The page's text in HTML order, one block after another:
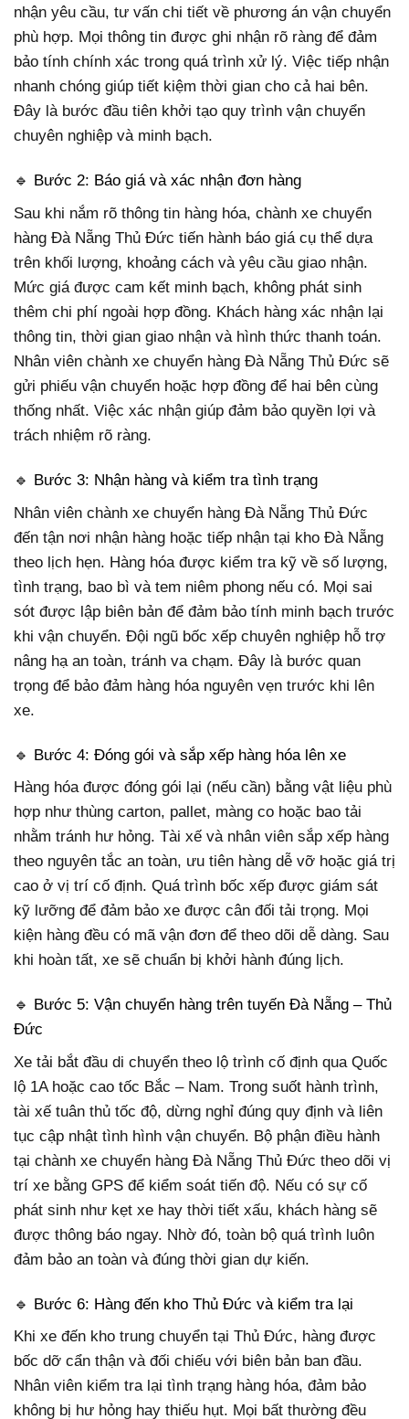
nhận yêu cầu, tư vấn chi tiết về phương án vận chuyển
phù hợp. Mọi thông tin được ghi nhận rõ ràng để đảm
bảo tính chính xác trong quá trình xử lý. Việc tiếp nhận
nhanh chóng giúp tiết kiệm thời gian cho cả hai bên.
Đây là bước đầu tiên khởi tạo quy trình vận chuyển
chuyên nghiệp và minh bạch.
🔹 Bước 2: Báo giá và xác nhận đơn hàng
Sau khi nắm rõ thông tin hàng hóa, chành xe chuyển
hàng Đà Nẵng Thủ Đức tiến hành báo giá cụ thể dựa
trên khối lượng, khoảng cách và yêu cầu giao nhận.
Mức giá được cam kết minh bạch, không phát sinh
thêm chi phí ngoài hợp đồng. Khách hàng xác nhận lại
thông tin, thời gian giao nhận và hình thức thanh toán.
Nhân viên chành xe chuyển hàng Đà Nẵng Thủ Đức sẽ
gửi phiếu vận chuyển hoặc hợp đồng để hai bên cùng
thống nhất. Việc xác nhận giúp đảm bảo quyền lợi và
trách nhiệm rõ ràng.
🔹 Bước 3: Nhận hàng và kiểm tra tình trạng
Nhân viên chành xe chuyển hàng Đà Nẵng Thủ Đức
đến tận nơi nhận hàng hoặc tiếp nhận tại kho Đà Nẵng
theo lịch hẹn. Hàng hóa được kiểm tra kỹ về số lượng,
tình trạng, bao bì và tem niêm phong nếu có. Mọi sai
sót được lập biên bản để đảm bảo tính minh bạch trước
khi vận chuyển. Đội ngũ bốc xếp chuyên nghiệp hỗ trợ
nâng hạ an toàn, tránh va chạm. Đây là bước quan
trọng để bảo đảm hàng hóa nguyên vẹn trước khi lên
xe.
🔹 Bước 4: Đóng gói và sắp xếp hàng hóa lên xe
Hàng hóa được đóng gói lại (nếu cần) bằng vật liệu phù
hợp như thùng carton, pallet, màng co hoặc bao tải
nhằm tránh hư hỏng. Tài xế và nhân viên sắp xếp hàng
theo nguyên tắc an toàn, ưu tiên hàng dễ vỡ hoặc giá trị
cao ở vị trí cố định. Quá trình bốc xếp được giám sát
kỹ lưỡng để đảm bảo xe được cân đối tải trọng. Mọi
kiện hàng đều có mã vận đơn để theo dõi dễ dàng. Sau
khi hoàn tất, xe sẽ chuẩn bị khởi hành đúng lịch.
🔹 Bước 5: Vận chuyển hàng trên tuyến Đà Nẵng – Thủ
Đức
Xe tải bắt đầu di chuyển theo lộ trình cố định qua Quốc
lộ 1A hoặc cao tốc Bắc – Nam. Trong suốt hành trình,
tài xế tuân thủ tốc độ, dừng nghỉ đúng quy định và liên
tục cập nhật tình hình vận chuyển. Bộ phận điều hành
tại chành xe chuyển hàng Đà Nẵng Thủ Đức theo dõi vị
trí xe bằng GPS để kiểm soát tiến độ. Nếu có sự cố
phát sinh như kẹt xe hay thời tiết xấu, khách hàng sẽ
được thông báo ngay. Nhờ đó, toàn bộ quá trình luôn
đảm bảo an toàn và đúng thời gian dự kiến.
🔹 Bước 6: Hàng đến kho Thủ Đức và kiểm tra lại
Khi xe đến kho trung chuyển tại Thủ Đức, hàng được
bốc dỡ cẩn thận và đối chiếu với biên bản ban đầu.
Nhân viên kiểm tra lại tình trạng hàng hóa, đảm bảo
không bị hư hỏng hay thiếu hụt. Mọi bất thường đều